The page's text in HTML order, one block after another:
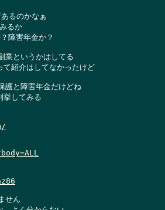
るのかなぁ
るか
障害年金か？
業というかはしてる
紹介はしてなかったけど
と障害年金だけどね
挙してみる
せん